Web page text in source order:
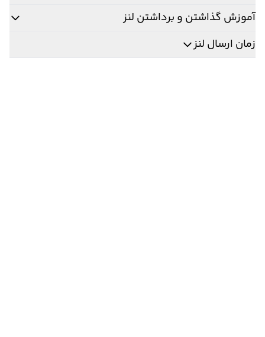
آموزش گذاشتن و برداشتن لنز
زمان ارسال لنز